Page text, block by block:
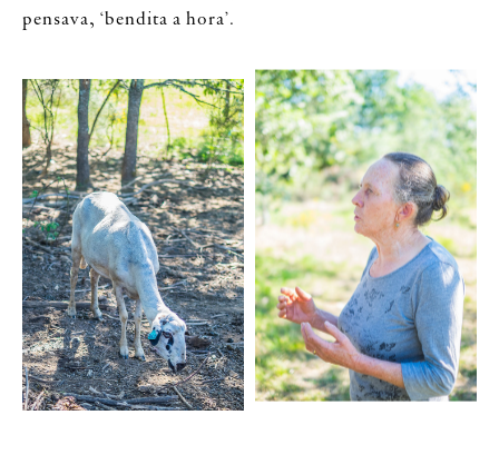
pensava, ‘bendita a hora’.